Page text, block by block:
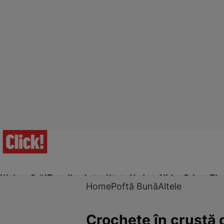
Ultima Oră!Trending Actualitate Vedete Video Prime Time
HomePoftă BunăAltele
Crochete în crustă